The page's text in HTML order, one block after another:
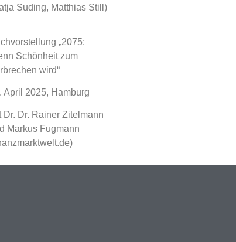
Suding, Matthias Still)
„2075:
Schönheit zum
wird“
April 2025, Hamburg
Dr. Dr. Rainer Zitelmann
Markus Fugmann